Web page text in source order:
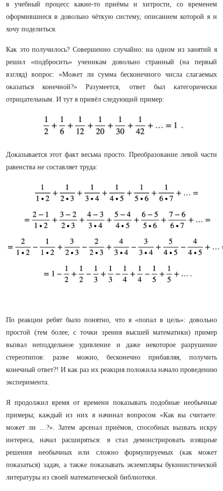
в учебный процесс какие-то приёмы и хитрости, со временем
оформившиеся в довольно чёткую систему, описанием которой я и
хочу поделиться.
Как это получилось? Совершенно случайно: на одном из занятий я
решил «подбросить» ученикам довольно странный (на первый
взгляд) вопрос: «Может ли сумма бесконечного числа слагаемых
оказаться конечной?» Разумеется, ответ был категорически
отрицательным. И тут я привёл следующий пример:
Доказывается этот факт весьма просто. Преобразование левой части
равенства не составляет труда:
По реакции ребят было понятно, что я «попал в цель»: довольно
простой (тем более, с точки зрения высшей математики) пример
вызвал неподдельное удивление и даже некоторое разрушение
стереотипов: разве можно, бесконечно прибавляя, получить
конечный ответ?! И как раз их реакция положила начало проведению
эксперимента.
Я продолжил время от времени показывать подобные необычные
примеры; каждый из них я начинал вопросом «Как вы считаете:
может ли …?». Затем арсенал приёмов, способных вызвать искру
интереса, начал расширяться: я стал демонстрировать изящные
решения необычных или сложно формулируемых (как может
показаться) задач, а также показывать экземпляры букинистической
литературы из своей математической библиотеки.